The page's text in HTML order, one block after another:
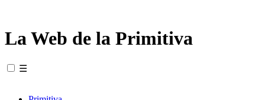
La Web de la Primitiva
☰